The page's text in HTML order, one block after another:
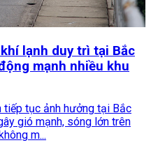
lạnh duy trì tại Bắc
mạnh nhiều khu
tiếp tục ảnh hưởng tại Bắc
gió mạnh, sóng lớn trên
m...